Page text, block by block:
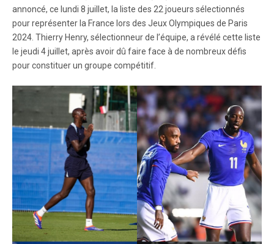
annoncé, ce lundi 8 juillet, la liste des 22 joueurs sélectionnés
pour représenter la France lors des Jeux Olympiques de Paris
2024. Thierry Henry, sélectionneur de l’équipe, a révélé cette liste
le jeudi 4 juillet, après avoir dû faire face à de nombreux défis
pour constituer un groupe compétitif.